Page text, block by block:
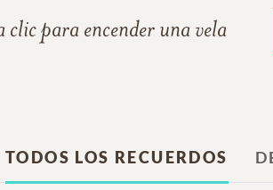
clic para encender una vela
TODOS LOS RECUERDOS